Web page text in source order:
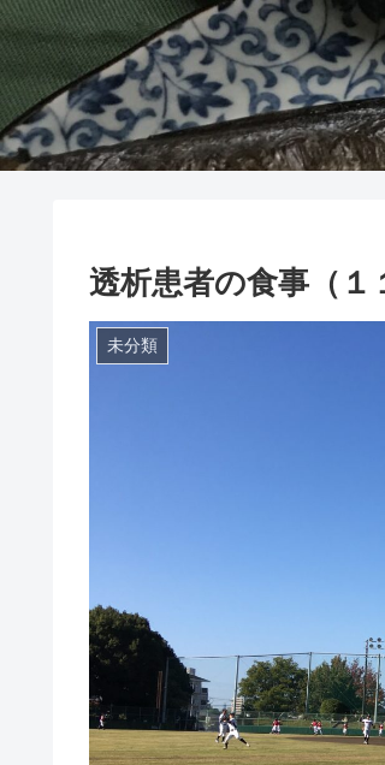
透析患者の食事（１
未分類